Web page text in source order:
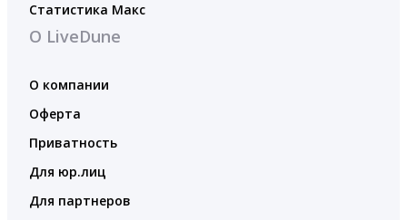
Статистика Макс
О LiveDune
О компании
Оферта
Приватность
Для юр.лиц
Для партнеров